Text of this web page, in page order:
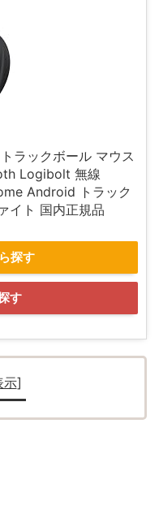
ラックボール マウス
Logibolt 無線
Android トラック
イト 国内正規品
探す
す
示]